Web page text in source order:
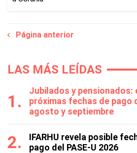
Página anterior
LAS MÁS LEÍDAS
Jubilados y pensionados:
próximas fechas de pago
agosto y septiembre
IFARHU revela posible
pago del PASE-U 2026